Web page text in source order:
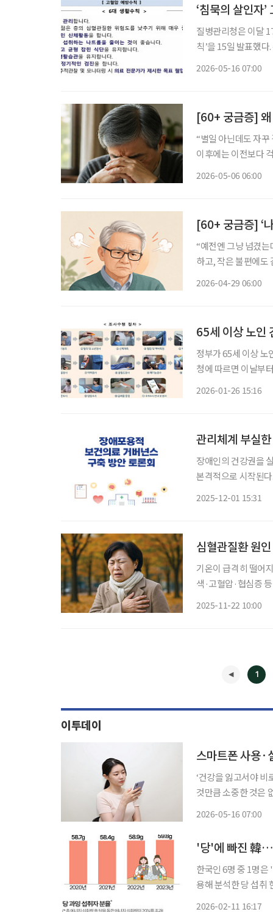
‘침묵의 살인자
질병관리청은 이달
칙’을 15일 발표했
2026-05-16 07:00
[60+ 궁금증] 왜
“별일 아닌데도 자꾸 걱정이 앞서요.” 자녀 문제,
이후에는 이전보다
2026-05-06 06:00
[60+ 궁금증] ‘
“예전엔 그냥 넘겼는데, 요즘은 금
하고, 작은 불편에도
2026-04-29 06:00
65세 이상 노인
정부가 65세 이상 노인
청에 따르면 이날부
2026-01-26 15:16
관리체계 부실
장애인의 건강권을
본격적으로 시작된
2025-12-01 15:31
심혈관질환 원
기온이 급격히 떨어
색·고혈압·협심증
2025-11-22 10:00
1
이투데이
스마트폰 사용·
‘건강을 잃고서야
것만큼 소중한 것은
2026-05-16 07:00
'당'에 빠진 韓…
한국인 6명 중 1명은 '당 과잉섭취'
용해 분석한 당 섭취
2026-02-11 16:17